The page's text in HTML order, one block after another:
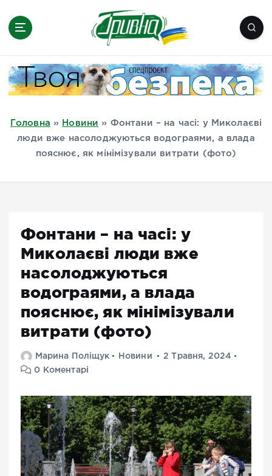
Миколаїв, Одеса, Мелітополь
Головна » Новини » Фонтани – на часі: у Миколаєві
люди вже насолоджуються водограями, а влада
пояснює, як мінімізували витрати (фото)
Фонтани – на часі: у
Миколаєві люди вже
насолоджуються
водограями, а влада
пояснює, як мінімізували
витрати (фото)
Марина Поліщук Новини
2 Травня, 2024
0 Коментарі